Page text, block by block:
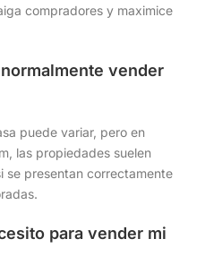
compradores y maximice
vender
puede variar, pero en
las propiedades suelen
se presentan correctamente
para vender mi